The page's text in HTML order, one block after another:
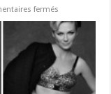
fermés
Petite
Veste
Noire
Chanel
Grand
Palais